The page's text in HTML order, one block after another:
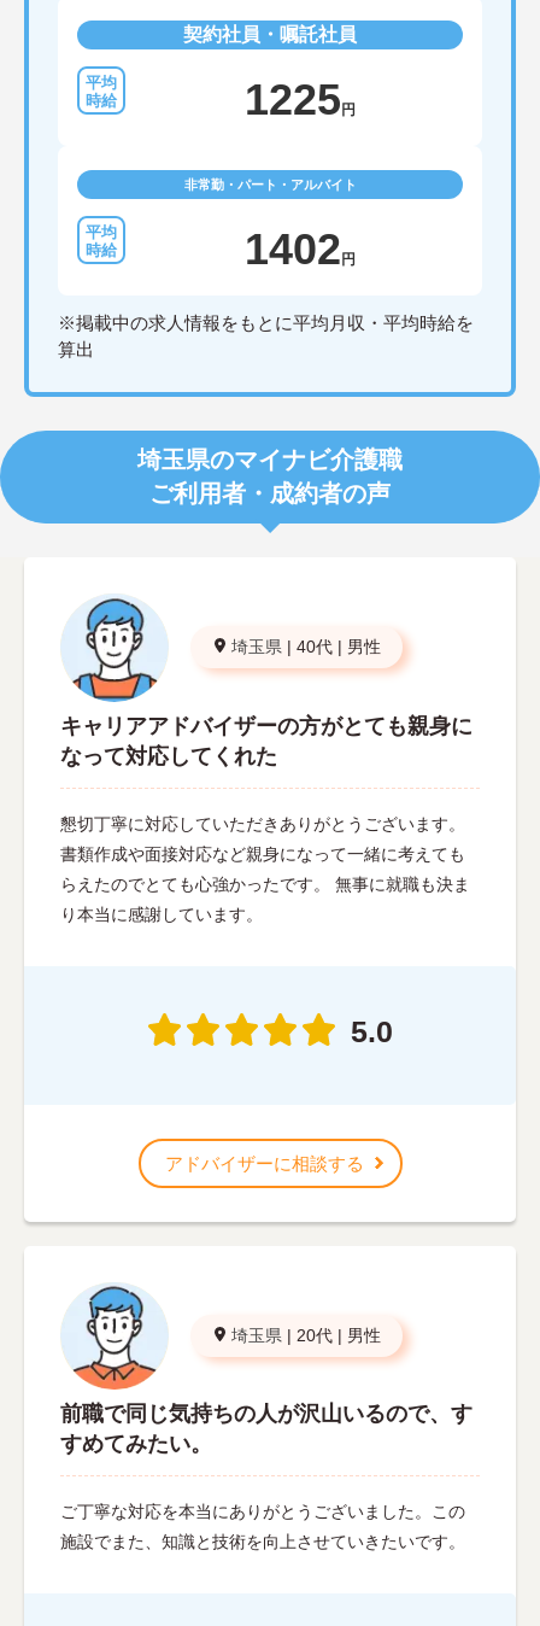
契約社員・嘱託社員
1225 円
非常勤・パート・アルバイト
1402 円
※掲載中の求人情報をもとに平均月収・平均時給を
算出
埼玉県のマイナビ介護職
ご利用者・成約者の声
埼玉県 | 40代 | 男性
キャリアアドバイザーの方がとても親身に
なって対応してくれた
懇切丁寧に対応していただきありがとうございます。
書類作成や面接対応など親身になって一緒に考えても
らえたのでとても心強かったです。 無事に就職も決ま
り本当に感謝しています。
5.0
アドバイザーに相談する
埼玉県 | 20代 | 男性
前職で同じ気持ちの人が沢山いるので、す
すめてみたい。
ご丁寧な対応を本当にありがとうございました。この
施設でまた、知識と技術を向上させていきたいです。